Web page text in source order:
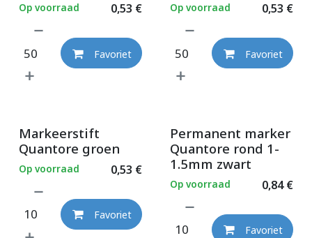
0,53 €
Op voorraad
Favoriet
0,53 €
Op voorraad
Favoriet
Markeerstift
Quantore groen
0,53 €
Op voorraad
Favoriet
Permanent marker
Quantore rond 1-
1.5mm zwart
0,84€
Op voorraad
Favoriet